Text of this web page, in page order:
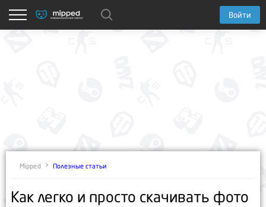
Войти
Mipped Полезные статьи
Как легко и просто скачивать фото